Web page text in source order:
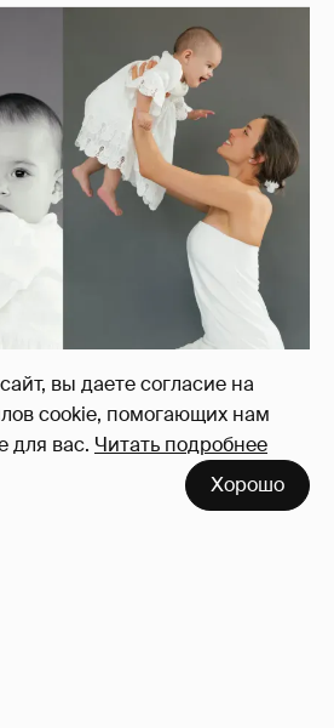
вы даете согласие на
cookie, помогающих нам
для вас. Читать подробнее
Хорошо
Иванова
дочерью в